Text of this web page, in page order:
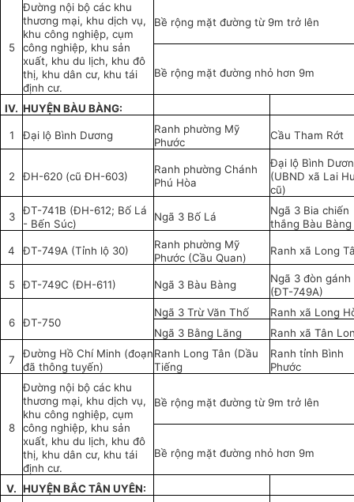
5
Đường nội bộ các khu
thương mại, khu dịch vụ,
khu công nghiệp, cụm
công nghiệp, khu sản
xuất, khu du lịch, khu đô
thị, khu dân cư, khu tái
định cư.
Bề rộng mặt đường từ 9m trở lên
Bề rộng mặt đường nhỏ hơn 9m
IV. HUYỆN BÀU BÀNG:
1 Đại lộ Bình Dương
Ranh phường Mỹ
Phước
Cầu Tham Rớt
2 ĐH-620 (cũ ĐH-603)
Ranh phường Chánh
Phú Hòa
Đại lộ Bình
(UBND xã Lai
cũ)
3
ĐT-741B (ĐH-612; Bố Lá
- Bến Súc)
Ngã 3 Bố Lá
Ngã 3 Bia chiến
thắng Bàu Bàng
4 ĐT-749A (Tỉnh lộ 30)
Ranh phường Mỹ
Phước (Cầu Quan)
Ranh xã Long
5 ĐT-749C (ĐH-611) Ngã 3 Bàu Bàng
Ngã 3 đòn gánh
(ĐT-749A)
6 ĐT-750
Ngã 3 Trừ Văn Thố
Ranh xã Long
Ngã 3 Bằng Lăng
Ranh xã Tân
7
Đường Hồ Chí Minh (đoạn
đã thông tuyến)
Ranh Long Tân (Dầu
Tiếng
Ranh tỉnh Bình
Phước
8
Đường nội bộ các khu
thương mại, khu dịch vụ,
khu công nghiệp, cụm
công nghiệp, khu sản
xuất, khu du lịch, khu đô
thị, khu dân cư, khu tái
định cư.
Bề rộng mặt đường từ 9m trở lên
Bề rộng mặt đường nhỏ hơn 9m
V. HUYỆN BẮC TÂN UYÊN: